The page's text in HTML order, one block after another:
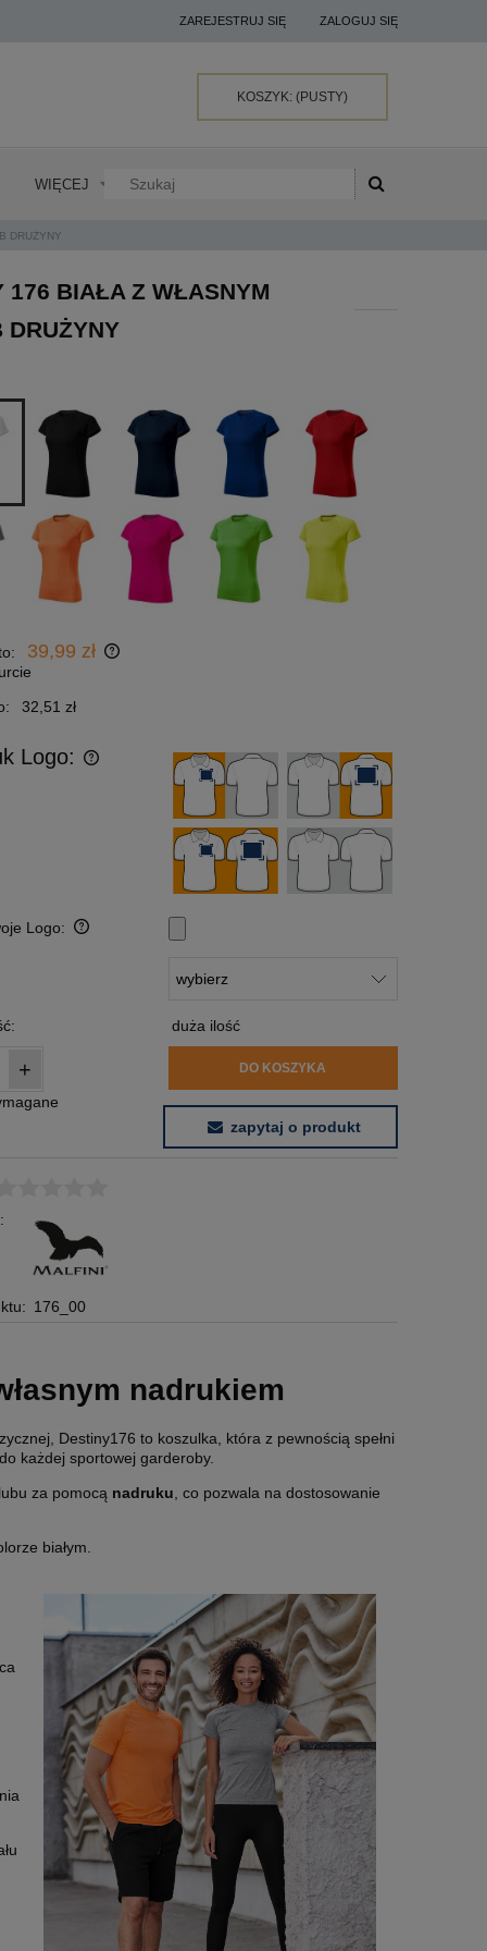
ZAREJESTRUJ SIĘ ZALOGUJ SIĘ
KOSZYK: (PUSTY)
WIĘCEJ
DRUŻYNY
176 BIAŁA Z WŁASNYM
DRUŻYNY
39,99 zł
32,51 zł
Logo:
Logo:
duża ilość
+ DO KOSZYKA
zapytaj o produkt
176_00
nadrukiem
Destiny176 to koszulka, która z pewnością spełni
każdej sportowej garderoby.
za pomocą nadruku , co pozwala na dostosowanie
białym.